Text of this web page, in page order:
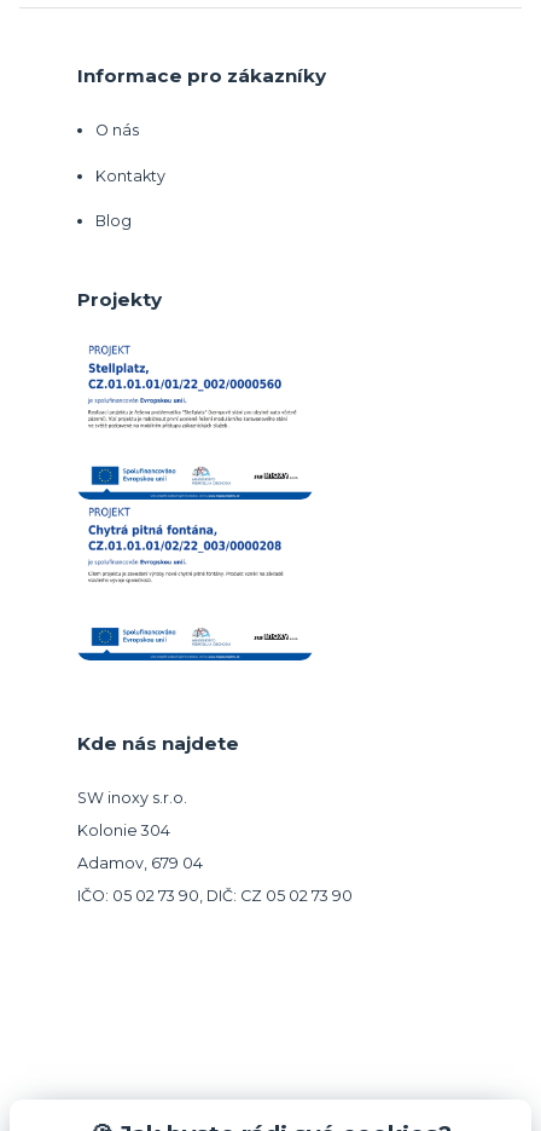
Informace pro zákazníky
O nás
Kontakty
Blog
Projekty
Kde nás najdete
SW inoxy s.r.o.
Kolonie 304
Adamov, 679 04
IČO: 05 02 73 90, DIČ: CZ 05 02 73 90